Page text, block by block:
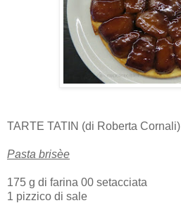
TARTE TATIN (di Roberta Cornali)
Pasta brisèe
175 g di farina 00 setacciata
1 pizzico di sale